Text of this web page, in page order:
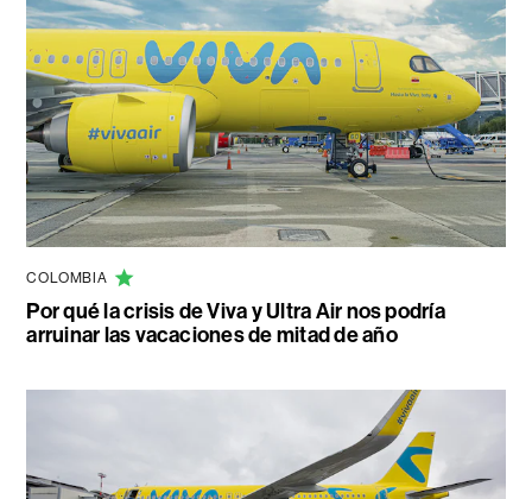
COLOMBIA
Por qué la crisis de Viva y Ultra Air nos podría
arruinar las vacaciones de mitad de año